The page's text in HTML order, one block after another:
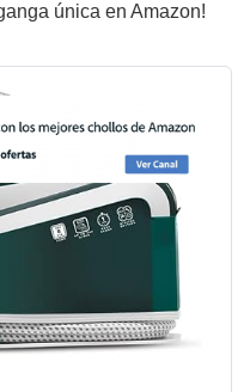
única en Amazon!